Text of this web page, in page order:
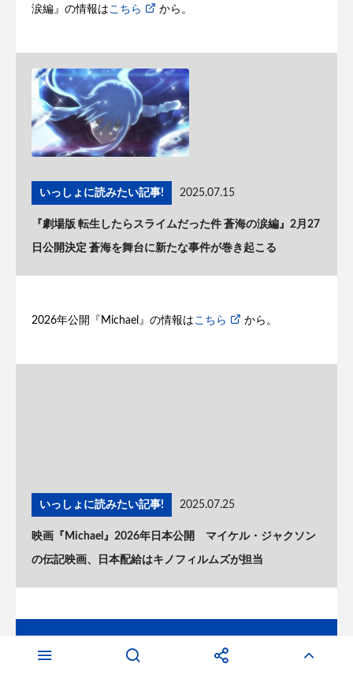
涙編』の情報は こちら から。
いっしょに読みたい記事! 2025.07.15
『劇場版 転生したらスライムだった件 蒼海の涙編』2月27
日公開決定 蒼海を舞台に新たな事件が巻き起こる
2026年公開『Michael』の情報はこちら から。
いっしょに読みたい記事! 2025.07.25
映画『Michael』2026年日本公開 マイケル・ジャクソン
の伝記映画、日本配給はキノフィルムズが担当